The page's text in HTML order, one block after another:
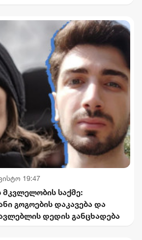
19:47
მკვლელობის საქმე:
გოგოების დაკავება და
დედის განცხადება